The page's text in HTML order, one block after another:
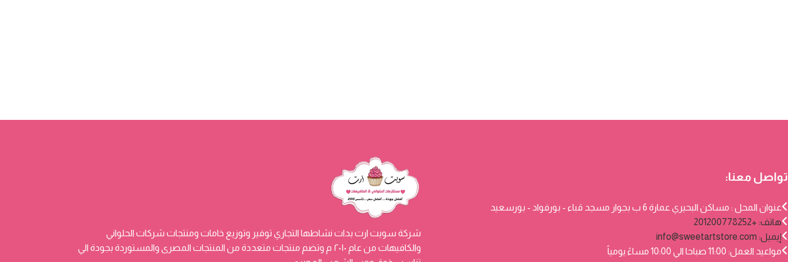
شركة سويت ارت بدات نشاطها التجاري توفير وتوزيع خامات ومنتجات شركات الحلواني
والكافيهات من عام ٢٠١٠ م وتضم منتجات متعددة من المنتجات المصرى والمستوردة بجودة الي
تواصل معنا:
عنوان المحل : مساكن البحيري عمارة 6 ب بجوار مسجد قباء - بورفواد - بورسعيد
هاتف: +201200778252
إيميل: info@sweetartstore.com
مواعيد العمل: 11:00 صباحا الي 10:00 مساءً يومياً